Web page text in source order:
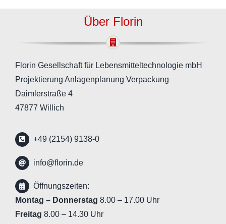
Über Florin
Florin Gesellschaft für Lebensmitteltechnologie mbH
Projektierung Anlagenplanung Verpackung
Daimlerstraße 4
47877 Willich
+49 (2154) 9138-0
info@florin.de
Öffnungszeiten:
Montag – Donnerstag 8.00 – 17.00 Uhr
Freitag 8.00 – 14.30 Uhr